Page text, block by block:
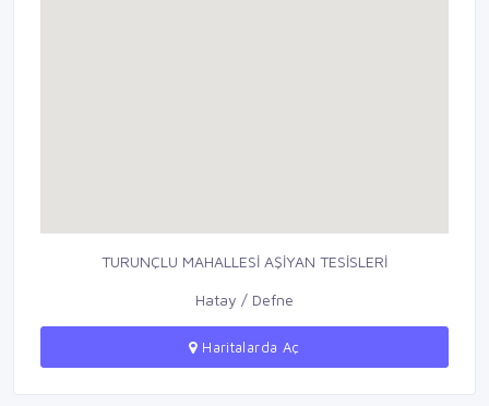
TURUNÇLU MAHALLESİ AŞİYAN TESİSLERİ
Hatay / Defne
Haritalarda Aç